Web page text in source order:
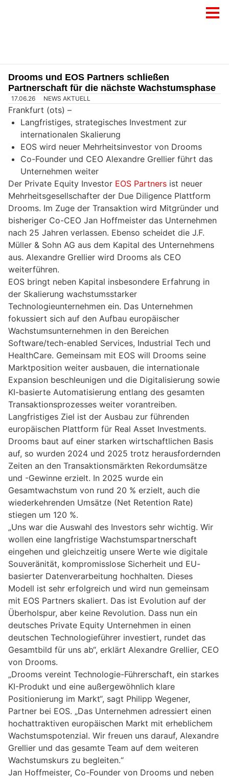
Drooms und EOS Partners schließen
Partnerschaft für die nächste Wachstumsphase
17.06.26 NEWS AKTUELL
Frankfurt (ots) –
Langfristiges, strategisches Investment zur
internationalen Skalierung
EOS wird neuer Mehrheitsinvestor von Drooms
Co-Founder und CEO Alexandre Grellier führt das
Unternehmen weiter
Der Private Equity Investor EOS Partners ist neuer
Mehrheitsgesellschafter der Due Diligence Plattform
Drooms. Im Zuge der Transaktion wird Mitgründer und
bisheriger Co-CEO Jan Hoffmeister das Unternehmen
nach 25 Jahren verlassen. Ebenso scheidet die J.F.
Müller & Sohn AG aus dem Kapital des Unternehmens
aus. Alexandre Grellier wird Drooms als CEO
weiterführen.
EOS bringt neben Kapital insbesondere Erfahrung in
der Skalierung wachstumsstarker
Technologieunternehmen ein. Das Unternehmen
fokussiert sich auf den Aufbau europäischer
Wachstumsunternehmen in den Bereichen
Software/tech-enabled Services, Industrial Tech und
HealthCare. Gemeinsam mit EOS will Drooms seine
Marktposition weiter ausbauen, die internationale
Expansion beschleunigen und die Digitalisierung sowie
KI-basierte Automatisierung entlang des gesamten
Transaktionsprozesses weiter vorantreiben.
Langfristiges Ziel ist der Ausbau zur führenden
europäischen Plattform für Real Asset Investments.
Drooms baut auf einer starken wirtschaftlichen Basis
auf, so wurden 2024 und 2025 trotz herausfordernden
Zeiten an den Transaktionsmärkten Rekordumsätze
und -Gewinne erzielt. In 2025 wurde ein
Gesamtwachstum von rund 20 % erzielt, auch die
wiederkehrenden Umsätze (Net Retention Rate)
stiegen um 120 %.
„Uns war die Auswahl des Investors sehr wichtig. Wir
wollen eine langfristige Wachstumspartnerschaft
eingehen und gleichzeitig unsere Werte wie digitale
Souveränität, kompromisslose Sicherheit und EU-
basierter Datenverarbeitung hochhalten. Dieses
Modell ist sehr erfolgreich und wird nun gemeinsam
mit EOS Partners skaliert. Das ist Evolution auf der
Überholspur, aber keine Revolution. Dass nun ein
deutsches Private Equity Unternehmen in einen
deutschen Technologieführer investiert, rundet das
Gesamtbild für uns ab“, erklärt Alexandre Grellier, CEO
von Drooms.
„Drooms vereint Technologie-Führerschaft, ein starkes
KI-Produkt und eine außergewöhnlich klare
Positionierung im Markt“, sagt Philipp Wegener,
Partner bei EOS. „Das Unternehmen adressiert einen
hochattraktiven europäischen Markt mit erheblichem
Wachstumspotenzial. Wir freuen uns darauf, Alexandre
Grellier und das gesamte Team auf dem weiteren
Wachstumskurs zu begleiten.“
Jan Hoffmeister, Co-Founder von Drooms und neben